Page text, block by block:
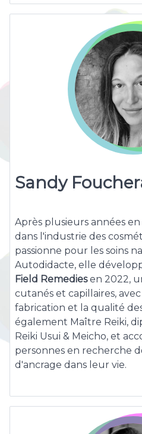
Sandy
Après plusieurs années
dans l'industrie des
passionne pour les soins
Autodidacte, elle
Field Remediesen 2022,
cutanés et capillaires,
fabrication et la qualité
également Maître Reiki,
Reiki Usui & Meicho, et
personnes en recherche
d'ancrage dans leur vie.